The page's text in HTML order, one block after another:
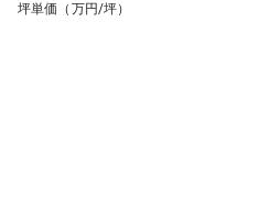
坪単価（万円/坪）